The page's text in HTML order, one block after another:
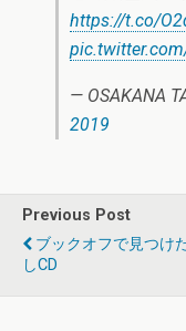
https://t.co/
— OSAKANA
2019
Previous Post
ブックオフで見つけ
しCD